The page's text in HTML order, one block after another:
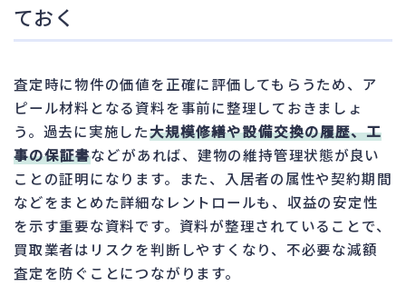
ておく
査定時に物件の価値を正確に評価してもらうため、ア
ピール材料となる資料を事前に整理しておきましょ
う。過去に実施した大規模修繕や設備交換の履歴、工
事の保証書などがあれば、建物の維持管理状態が良い
ことの証明になります。また、入居者の属性や契約期間
などをまとめた詳細なレントロールも、収益の安定性
を示す重要な資料です。資料が整理されていることで、
買取業者はリスクを判断しやすくなり、不必要な減額
査定を防ぐことにつながります。